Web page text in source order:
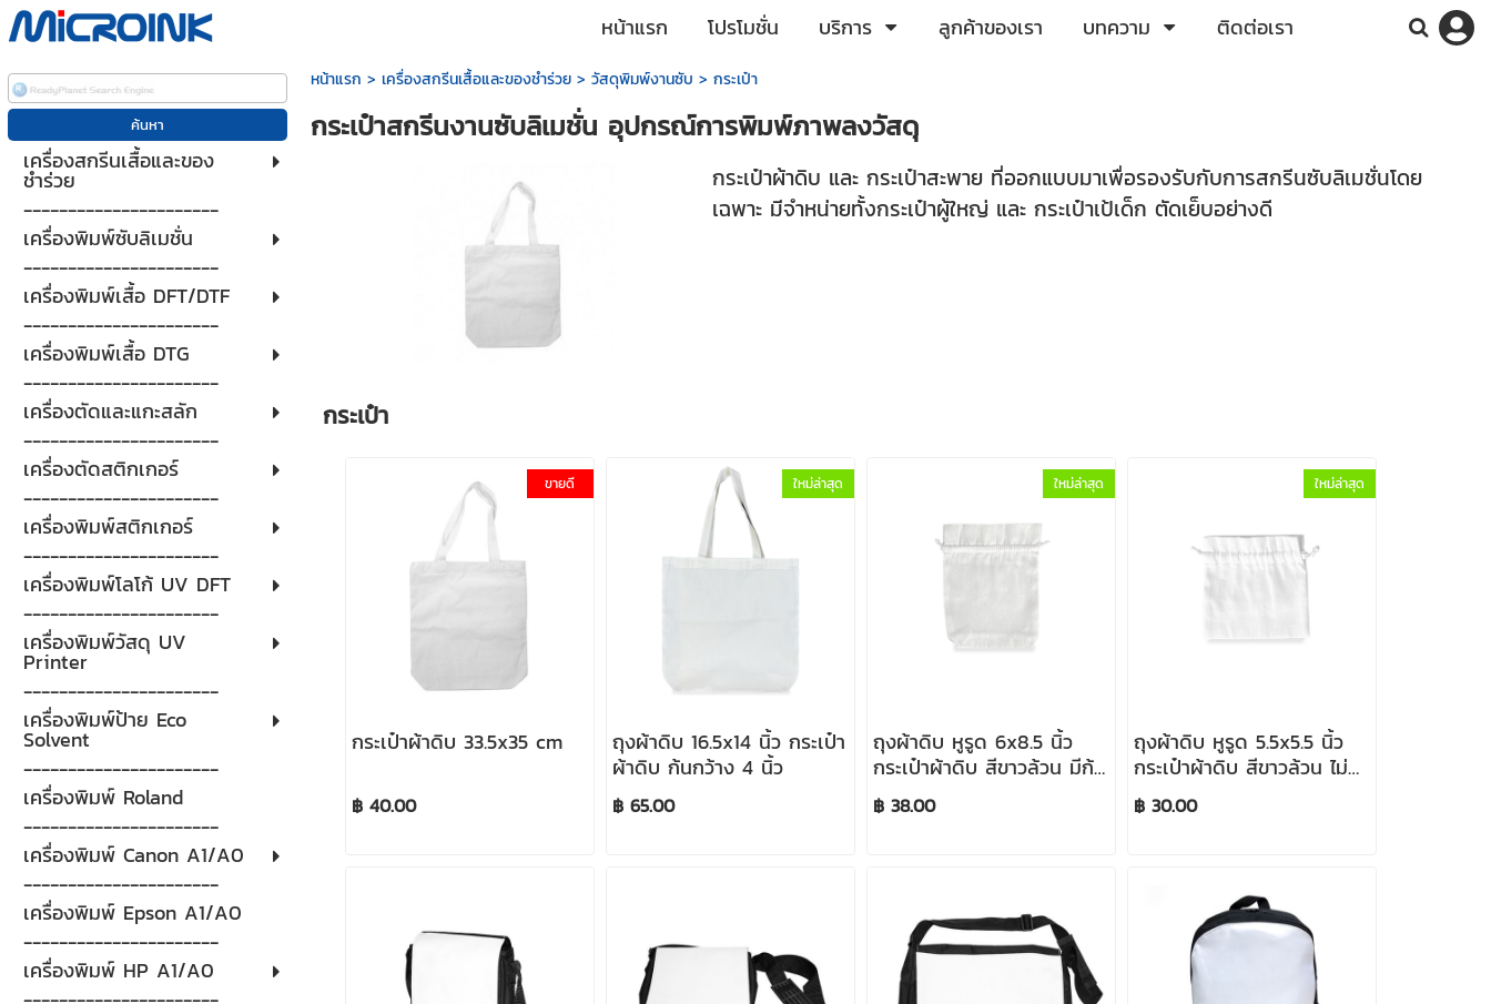
หน้าแรก โปรโมชั่น บริการ ลูกค้าของเรา บทความ ติดต่อเรา
เครื่องสกรีนเสื้อและของ
ชำร่วย
----------------------
เครื่องพิมพ์ซับลิเมชั่น
----------------------
เครื่องพิมพ์เสื้อ DFT/DTF
----------------------
เครื่องพิมพ์เสื้อ DTG
----------------------
เครื่องตัดและแกะสลัก
----------------------
เครื่องตัดสติกเกอร์
----------------------
เครื่องพิมพ์สติกเกอร์
----------------------
เครื่องพิมพ์โลโก้ UV DFT
----------------------
เครื่องพิมพ์วัสดุ UV
Printer
----------------------
เครื่องพิมพ์ป้าย Eco
Solvent
----------------------
เครื่องพิมพ์ Roland
----------------------
เครื่องพิมพ์ Canon A1/A0
----------------------
เครื่องพิมพ์ Epson A1/A0
----------------------
เครื่องพิมพ์ HP A1/A0
หน้าแรก > เครื่องสกรีนเสื้อและของชำร่วย> วัสดุพิมพ์งานซับ > กระเป๋า
กระเป๋าสกรีนงานซับลิเมชั่น อุปกรณ์การพิมพ์ภาพลงวัสดุ
กระเป๋าผ้าดิบ และ กระเป๋าสะพาย ที่ออกแบบมาเพื่อรองรับกับการสกรีนซับลิเมชั่นโดย
เฉพาะ มีจำหน่ายทั้งกระเป๋าผู้ใหญ่ และ กระเป๋าเป้เด็ก ตัดเย็บอย่างดี
กระเป๋า
ขายดี
กระเป๋าผ้าดิบ 33.5x35 cm
฿ 40.00
ใหม่ล่าสุด
ถุงผ้าดิบ 16.5x14 นิ้ว กระเป๋า
ผ้าดิบ ก้นกว้าง 4 นิ้ว
฿ 65.00
ใหม่ล่าสุด
ถุงผ้าดิบ หูรูด 6x8.5 นิ้ว
กระเป๋าผ้าดิบ สีขาวล้วน มีก้น
มีระบาย
฿ 38.00
ใหม่ล่าสุด
ถุงผ้าดิบ หูรูด 5.5x5.5 นิ้ว
กระเป๋าผ้าดิบ สีขาวล้วน ไม่มี
ก้น มีระบาย
฿ 30.00